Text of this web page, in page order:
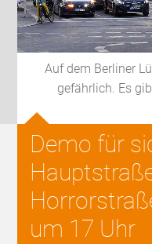
Auf dem Berliner
gefährlich. Es
Demo für
um 17 Uhr